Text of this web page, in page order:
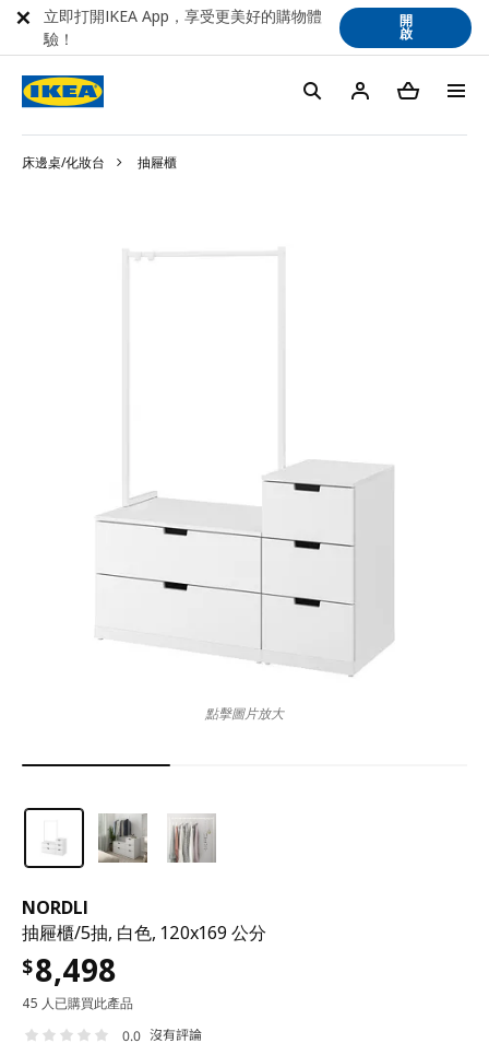
床邊桌/化妝台 抽屜櫃
NORDLI
抽屜櫃/5抽, 白色, 120x169 公分
$8,498
45 人已購買此產品
0.0 沒有評論
點擊圖片放大
立即打開IKEA App，享受更美好的購物體
驗！
開
啟